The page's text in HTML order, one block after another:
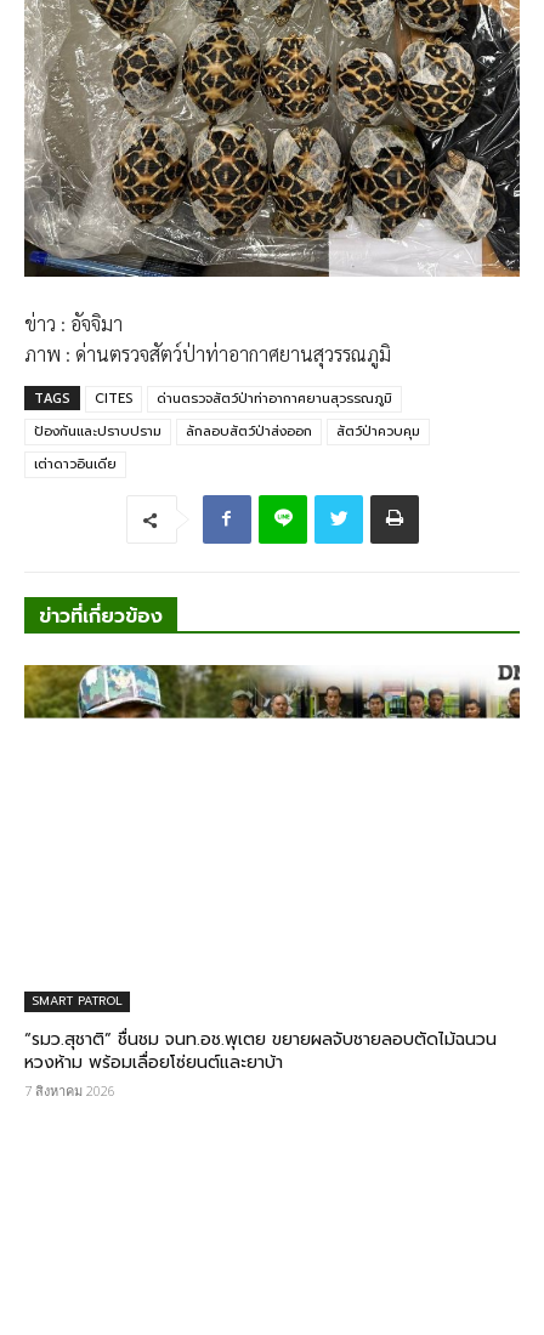
ข่าว : อัจจิมา
ภาพ : ด่านตรวจสัตว์ป่าท่าอากาศยานสุวรรณภูมิ
TAGS CITES
ด่านตรวจสัตว์ป่าท่าอากาศยานสุวรรณภูมิ
ป้องกันและปราบปราม
ลักลอบสัตว์ป่าส่งออก
สัตว์ป่าควบคุม
เต่าดาวอินเดีย
ข่าวที่เกี่ยวข้อง
SMART PATROL
“รมว.สุชาติ” ชื่นชม​ จนท.อช.พุเตย​ ขยายผลจับชายลอบตัดไม้ฉนวน
หวงห้าม พร้อมเลื่อยโซ่ยนต์และยาบ้า
7 สิงหาคม 2026